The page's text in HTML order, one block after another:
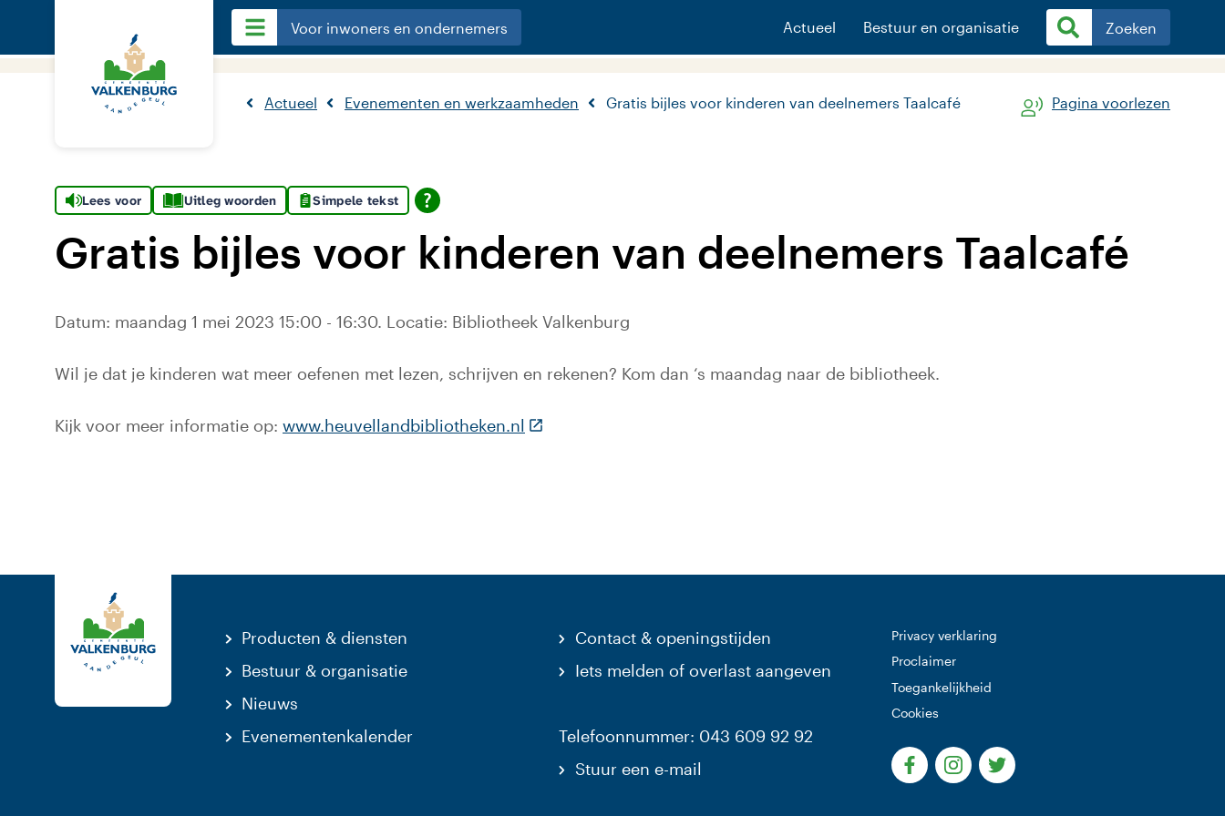
Voor inwoners en ondernemers Actueel Bestuur en organisatie Zoeken
Actueel Evenementen en werkzaamheden Gratis bijles voor kinderen van deelnemers Taalcafé Pagina voorlezen
Lees voor Uitleg woorden Simpele tekst
Gratis bijles voor kinderen van deelnemers Taalcafé
Datum: maandag 1 mei 2023 15:00 - 16:30. Locatie: Bibliotheek Valkenburg
Wil je dat je kinderen wat meer oefenen met lezen, schrijven en rekenen? Kom dan ‘s maandag naar de bibliotheek.
Kijk voor meer informatie op: www.heuvellandbibliotheken.nl (Deze link gaat naar een externe website)
Producten & diensten
Bestuur & organisatie
Nieuws
Evenementenkalender
Contact & openingstijden
Iets melden of overlast aangeven
Telefoonnummer: 043 609 92 92
Stuur een e-mail
Privacy verklaring
Proclaimer
Toegankelijkheid
Cookies
(Deze link gaat naar een externe website)
(Deze link gaat naar een externe
(Deze link gaat naar een